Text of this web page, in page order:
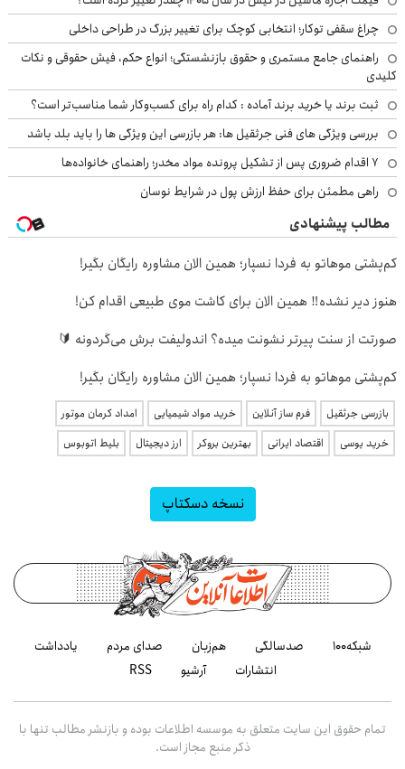
چراغ سقفی توکار؛ انتخابی کوچک برای تغییر بزرگ در طراحی داخلی
راهنمای جامع مستمری و حقوق بازنشستگی؛ انواع حکم، فیش حقوقی و نکات
کلیدی
ثبت برند یا خرید برند آماده : کدام راه برای کسب‌وکار شما مناسب‌تر است؟
بررسی ویژگی های فنی جرثقیل ها: هر بازرسی این ویژگی ها را باید بلد باشد
۷ اقدام ضروری پس از تشکیل پرونده مواد مخدر؛ راهنمای خانواده‌ها
راهی مطمئن برای حفظ ارزش پول در شرایط نوسان
مطالب پیشنهادی
کم‌پشتی موهاتو به فردا نسپار؛ همین الان مشاوره رایگان بگیر!
هنوز دیر نشده‼️ همین الان برای کاشت موی طبیعی اقدام کن!
صورتت از سنت پیرتر نشونت میده؟ اندولیفت برش می‌گردونه 🔰
کم‌پشتی موهاتو به فردا نسپار؛ همین الان مشاوره رایگان بگیر!
بازرسی جرثقیل فرم ساز آنلاین خرید مواد شیمیایی
امداد کرمان موتور
خرید یوسی
اقتصاد ایرانی بهترین بروکر ارز دیجیتال بلیط اتوبوس
نسخه دسکتاپ
شبکه۱۰۰ صدسالگی هم‌زبان صدای مردم
یادداشت
انتشارات
آرشیو RSS
تمام حقوق این سایت متعلق به موسسه اطلاعات بوده و بازنشر مطالب تنها با
ذکر منبع مجاز است.